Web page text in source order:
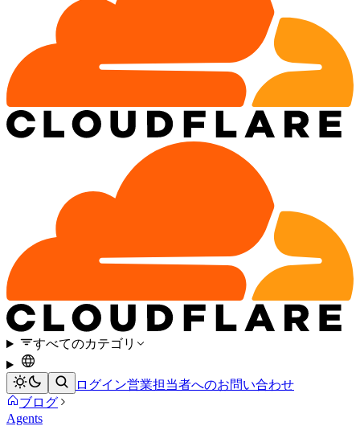
すべてのカテゴリ
ログイン営業担当者へのお問い合わせ
ブログ
Agents